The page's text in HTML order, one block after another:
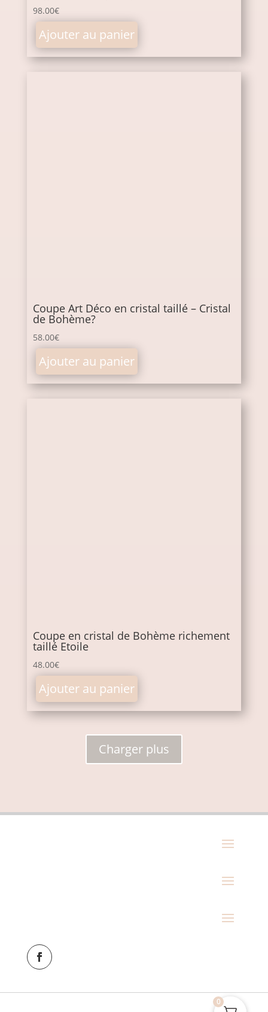
98.00€
Ajouter au panier
Coupe Art Déco en cristal taillé – Cristal
de Bohème?
58.00€
Ajouter au panier
Coupe en cristal de Bohème richement
taillé Etoile
48.00€
Ajouter au panier
Charger plus
0